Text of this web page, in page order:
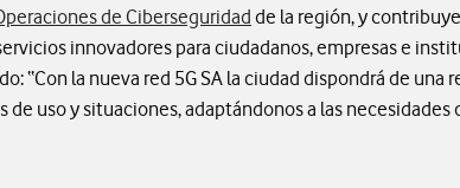
de Ciberseguridad de la región, y
innovadores para ciudadanos, empresas e
“Con la nueva red 5G SA la ciudad dispondrá de
de uso y situaciones, adaptándonos a las